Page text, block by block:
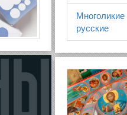
Многоликие
русские